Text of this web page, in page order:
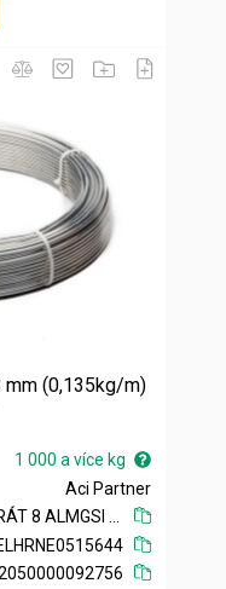
do košíku
(0,135kg/m)
1 000 a více kg
Aci Partner